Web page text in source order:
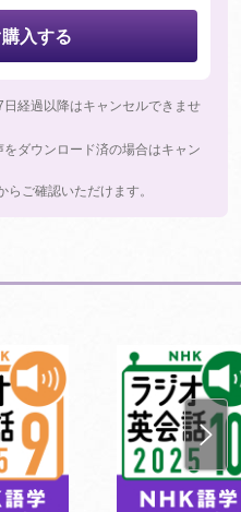
入する
経過以降はキャンセルできませ
ダウンロード済の場合はキャン
らご確認いただけます。